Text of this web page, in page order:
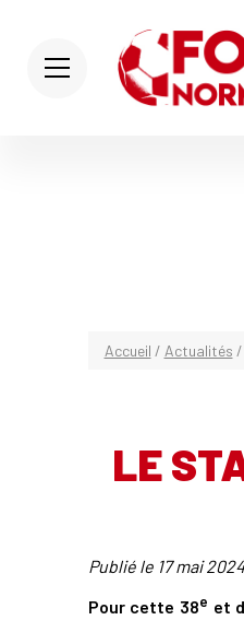
Accueil / Actualités /
LE
Publié le 17 mai 2024
Pour cette 38e et